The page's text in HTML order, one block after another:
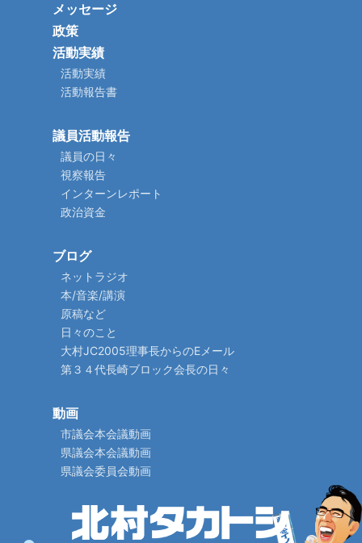
メッセージ
政策
活動実績
活動実績
活動報告書
議員活動報告
議員の日々
視察報告
インターンレポート
政治資金
ブログ
ネットラジオ
本/音楽/講演
原稿など
日々のこと
大村JC2005理事長からのEメール
第３４代長崎ブロック会長の日々
動画
市議会本会議動画
県議会本会議動画
県議会委員会動画